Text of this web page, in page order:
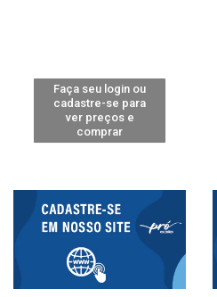
Faça seu login ou
cadastre-se para
ver preços e
comprar